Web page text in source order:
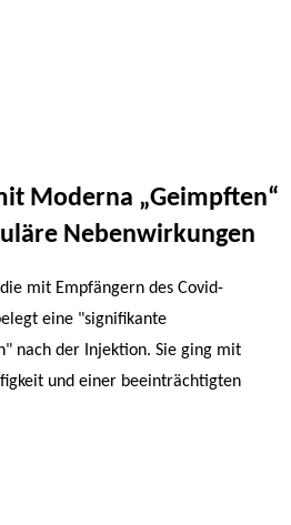
Moderna „Geimpften“
Nebenwirkungen
mit Empfängern des Covid-
eine "signifikante
nach der Injektion. Sie ging mit
und einer beeinträchtigten